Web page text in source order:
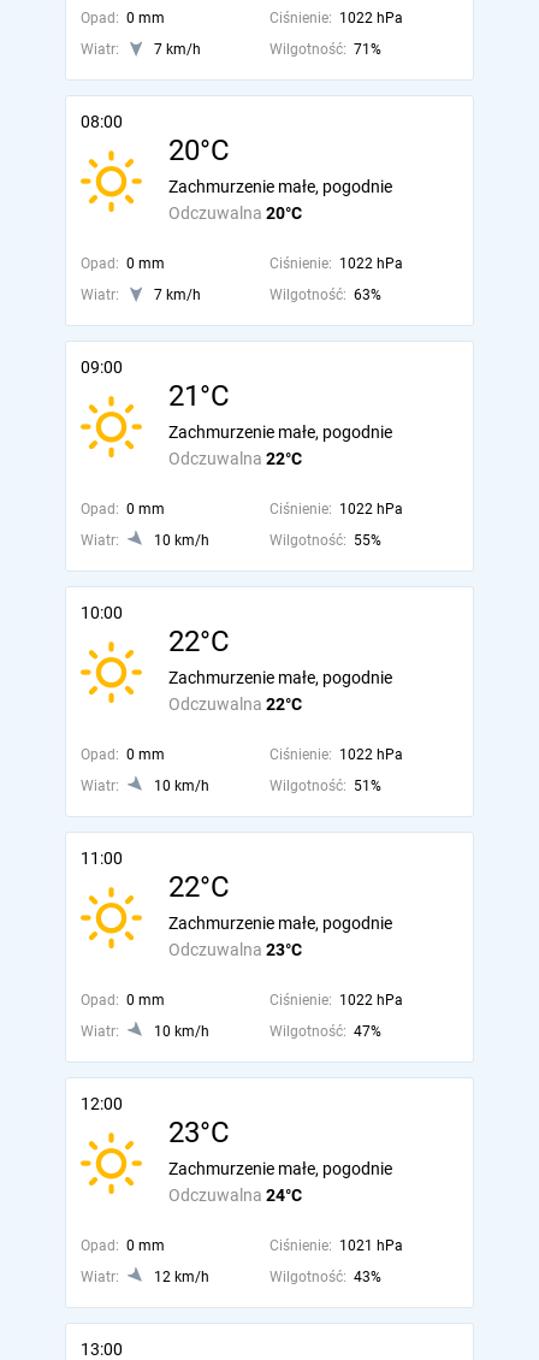
Opad: 0 mm Ciśnienie: 1022 hPa
Wiatr:
7 km/h Wilgotność: 71%
08:00
20°C
Odczuwalna 20°C
Zachmurzenie małe, pogodnie
Opad: 0 mm Ciśnienie: 1022 hPa
Wiatr:
7 km/h Wilgotność: 63%
09:00
21°C
Odczuwalna 22°C
Zachmurzenie małe, pogodnie
Opad: 0 mm Ciśnienie: 1022 hPa
Wiatr:
10 km/h Wilgotność: 55%
10:00
22°C
Odczuwalna 22°C
Zachmurzenie małe, pogodnie
Opad: 0 mm Ciśnienie: 1022 hPa
Wiatr:
10 km/h Wilgotność: 51%
11:00
22°C
Odczuwalna 23°C
Zachmurzenie małe, pogodnie
Opad: 0 mm Ciśnienie: 1022 hPa
Wiatr:
10 km/h Wilgotność: 47%
12:00
23°C
Odczuwalna 24°C
Zachmurzenie małe, pogodnie
Opad: 0 mm Ciśnienie: 1021 hPa
Wiatr:
12 km/h Wilgotność: 43%
13:00